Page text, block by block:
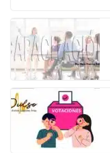
k
c
e
b
o
o
k
itt
er